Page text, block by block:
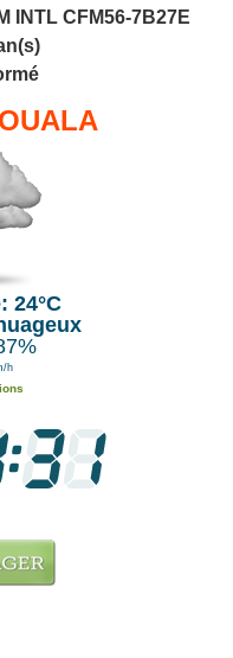
INTL CFM56-7B27E
24°C
h